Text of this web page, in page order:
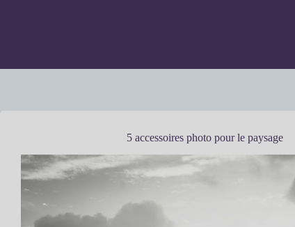
5 accessoires photo pour le paysage